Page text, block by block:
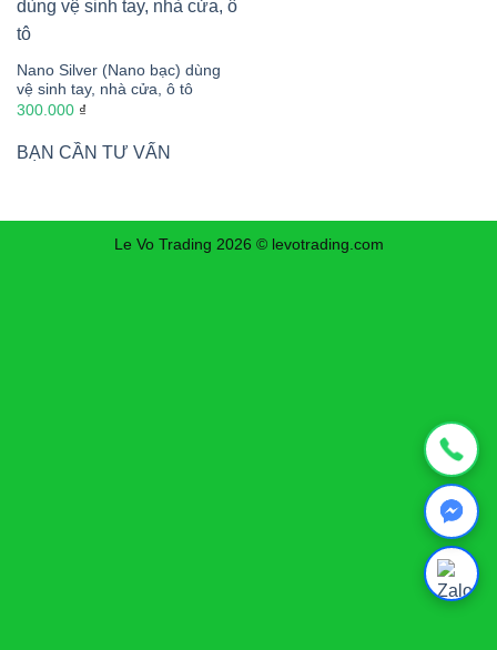
Nano Silver (Nano bạc) dùng
vệ sinh tay, nhà cửa, ô tô
300.000 ₫
BẠN CẦN TƯ VẤN
Le Vo Trading 2026 © levotrading.com